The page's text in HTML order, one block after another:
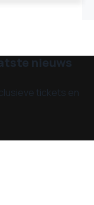
nieuws
tickets en